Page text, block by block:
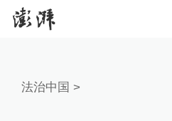
法治中国 >